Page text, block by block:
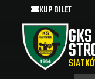
KUP BILET